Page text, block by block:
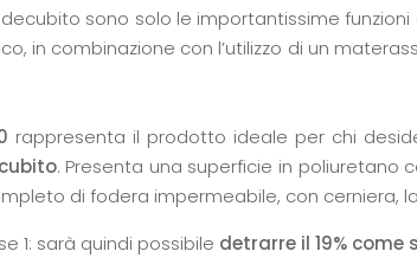
sono solo le importantissime funzioni
in combinazione con l’utilizzo di un
rappresenta il prodotto ideale per chi
. Presenta una superficie in
di fodera impermeabile, con cerniera,
1: sarà quindi possibile detrarre il 19% come